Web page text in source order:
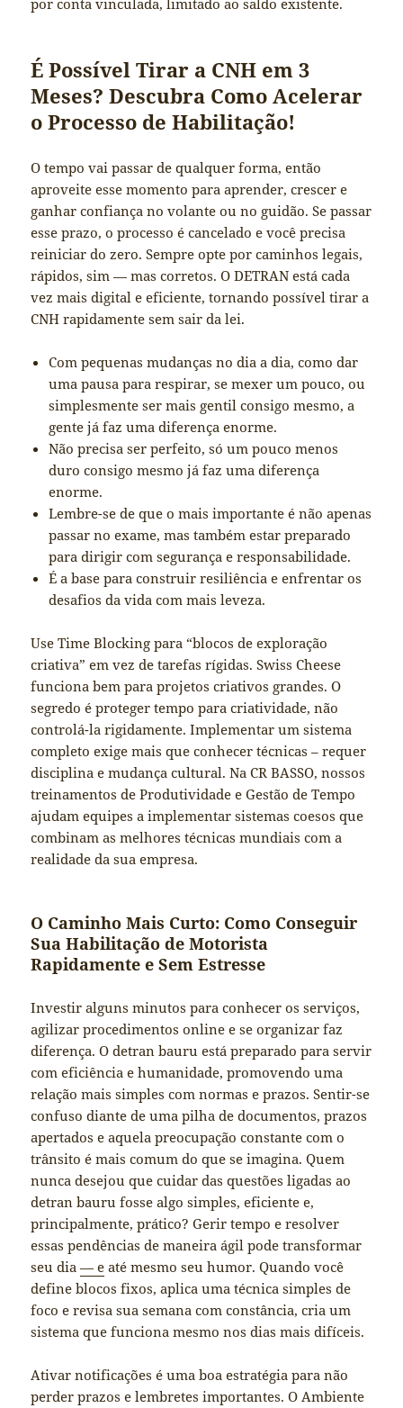
É Possível Tirar a CNH em 3
Meses? Descubra Como Acelerar
o Processo de Habilitação!
O tempo vai passar de qualquer forma, então
aproveite esse momento para aprender, crescer e
ganhar confiança no volante ou no guidão. Se passar
esse prazo, o processo é cancelado e você precisa
reiniciar do zero. Sempre opte por caminhos legais,
rápidos, sim — mas corretos. O DETRAN está cada
vez mais digital e eficiente, tornando possível tirar a
CNH rapidamente sem sair da lei.
Com pequenas mudanças no dia a dia, como dar
uma pausa para respirar, se mexer um pouco, ou
simplesmente ser mais gentil consigo mesmo, a
gente já faz uma diferença enorme.
Não precisa ser perfeito, só um pouco menos
duro consigo mesmo já faz uma diferença
enorme.
Lembre-se de que o mais importante é não apenas
passar no exame, mas também estar preparado
para dirigir com segurança e responsabilidade.
É a base para construir resiliência e enfrentar os
desafios da vida com mais leveza.
Use Time Blocking para “blocos de exploração
criativa” em vez de tarefas rígidas. Swiss Cheese
funciona bem para projetos criativos grandes. O
segredo é proteger tempo para criatividade, não
controlá-la rigidamente. Implementar um sistema
completo exige mais que conhecer técnicas – requer
disciplina e mudança cultural. Na CR BASSO, nossos
treinamentos de Produtividade e Gestão de Tempo
ajudam equipes a implementar sistemas coesos que
combinam as melhores técnicas mundiais com a
realidade da sua empresa.
O Caminho Mais Curto: Como Conseguir
Sua Habilitação de Motorista
Rapidamente e Sem Estresse
Investir alguns minutos para conhecer os serviços,
agilizar procedimentos online e se organizar faz
diferença. O detran bauru está preparado para servir
com eficiência e humanidade, promovendo uma
relação mais simples com normas e prazos. Sentir-se
confuso diante de uma pilha de documentos, prazos
apertados e aquela preocupação constante com o
trânsito é mais comum do que se imagina. Quem
nunca desejou que cuidar das questões ligadas ao
detran bauru fosse algo simples, eficiente e,
principalmente, prático? Gerir tempo e resolver
essas pendências de maneira ágil pode transformar
seu dia— e até mesmo seu humor. Quando você
define blocos fixos, aplica uma técnica simples de
foco e revisa sua semana com constância, cria um
sistema que funciona mesmo nos dias mais difíceis.
Ativar notificações é uma boa estratégia para não
perder prazos e lembretes importantes. O Ambiente